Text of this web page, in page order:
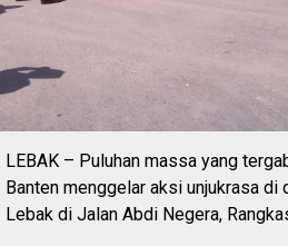
LEBAK – Puluhan massa yang
Banten menggelar aksi unjukrasa
Lebak di Jalan Abdi Negera,